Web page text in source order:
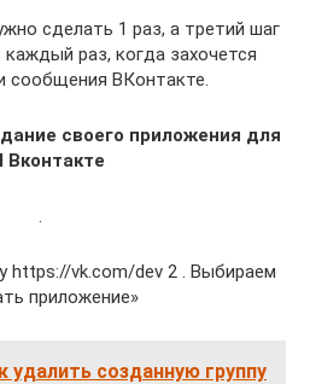
сделать 1 раз, а третий шаг
раз, когда захочется
сообщения ВКонтакте.
своего приложения для
Вконтакте
.
https://vk.com/dev 2 . Выбираем
приложение»
удалить созданную группу